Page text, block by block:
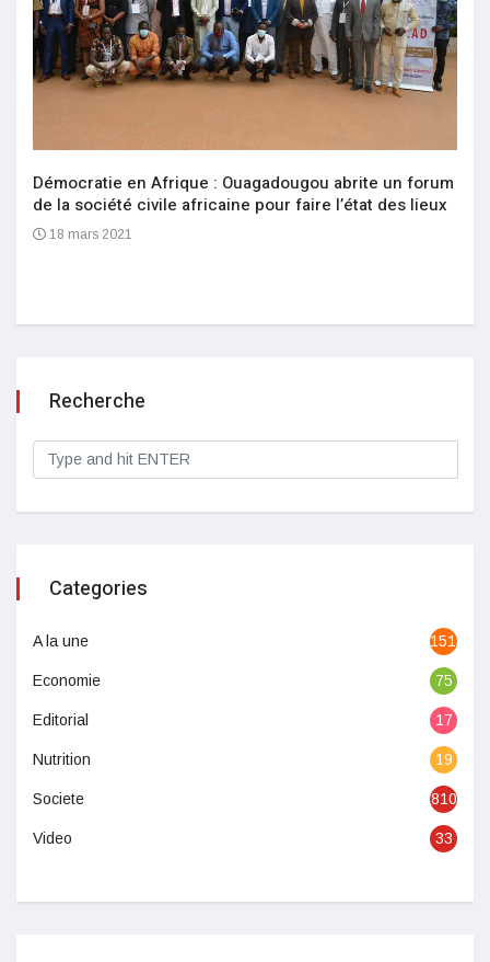
Démocratie en Afrique : Ouagadougou abrite un forum
de la société civile africaine pour faire l’état des lieux
18 mars 2021
Recherche
Categories
A la une 1513
Economie 75
Editorial 17
Nutrition 19
Societe 810
Video 33